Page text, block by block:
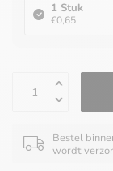
1 Stuk
€0,65
Bestel
wordt